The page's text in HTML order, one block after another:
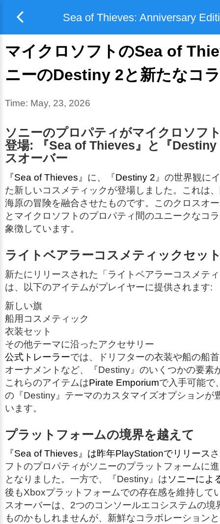
Sea of Thieves: Anniversary
マイクロソフトのSea of
ニーのDestiny 2と新たなコ
Time: May, 23, 2026
ソニーのプロパティがマイクロソフ
登場: 『Sea of Thieves』と『Destiny
スオーバー
『Sea of Thieves』 に、『Destiny 2 』の世界観に
た新しいコスメティックが登場しました。これは
海原の冒険を融合させたものです。このクロスオ
とマイクロソフトのプロパティ間のユニークなコ
象徴しています。
ライトベアラーコスメティックセッ
新たにリリースされた「ライトベアラーコスメテ
は、以下のアイテムがプレイヤーに提供されます:
新しい旗
船用コスメティック
衣装セット
その他テーマに沿ったアクセサリー
公式トレーラーでは、ドリフターの衣装や船の船
オーナメントなど、『Destiny』のいくつかの要素
これらのアイテムはPirate Emporiumで入手可能で
の『Destiny』テーマのカスタマイズオプションが
います。
プラットフォームの境界を越えて
『Sea of Thieves』は昨年PlayStationでリリース
フトのプロパティがソニーのプラットフォームに
となりました。一方で、『Destiny』はソニーによ
後もXboxプラットフォームでの存在感を維持して
スオーバーは、2つのコンソールエコシステムの境
ものかもしれませんが、新鮮なコラボレーション